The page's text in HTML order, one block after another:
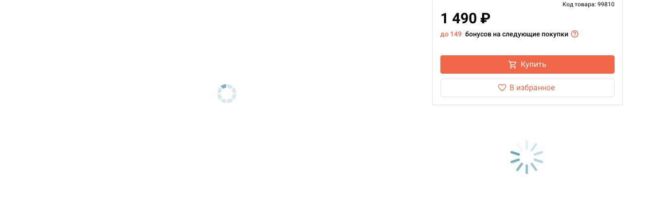
Код товара: 99810
1 490 ₽
до 149 бонусов на следующие покупки
Купить
В избранное